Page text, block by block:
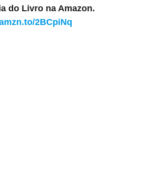
do Livro na Amazon.
2BCpiNq